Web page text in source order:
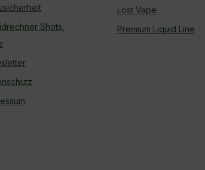
Shots,
Lost Vape
Premium Liquid Line